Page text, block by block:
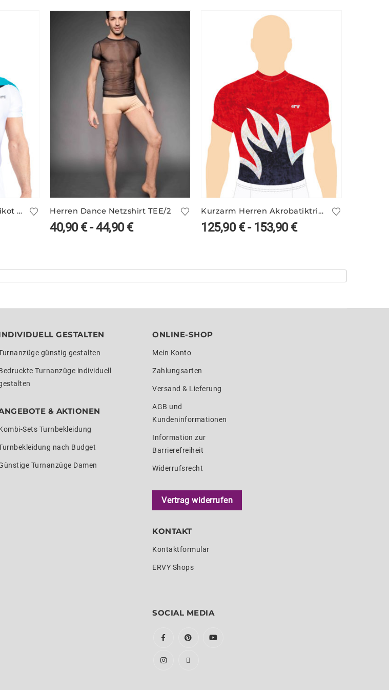
Glänzendes Akrobatik-Trikot COLIN/3 Herren Dance Netzshirt TEE/2
40,90€-44,90€
Kurzarm Herren Akrobatiktrikot OLIVER/2 aus gecrashtem Samt
125,90€- 153,90€
GESTALTEN
günstig gestalten
Turnanzüge individuell
& AKTIONEN
Sets Turnbekleidung
nach Budget
Turnanzüge Damen
ONLINE-SHOP
Mein Konto
Zahlungsarten
Versand & Lieferung
AGB und
Kundeninformationen
Information zur
Barrierefreiheit
Widerrufsrecht
Vertrag widerrufen
KONTAKT
Kontaktformular
ERVY Shops
SOCIAL MEDIA